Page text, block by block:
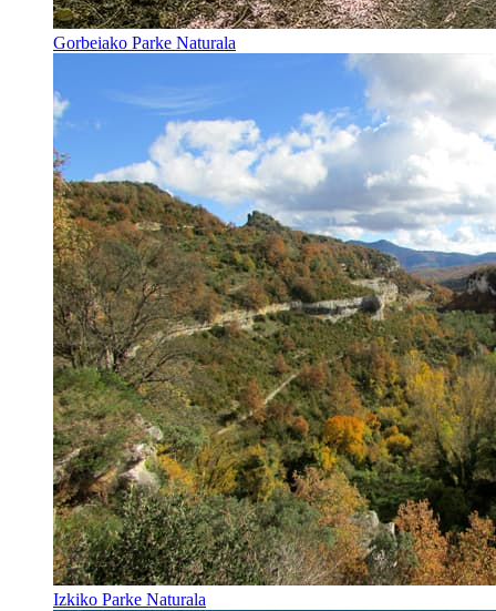
Gorbeiako Parke Naturala
Izkiko Parke Naturala